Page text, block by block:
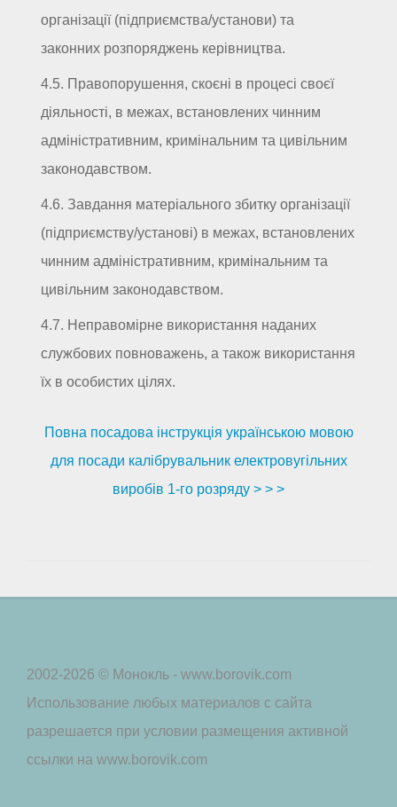
організації (підприємства/установи) та
законних розпоряджень керівництва.
4.5. Правопорушення, скоєні в процесі своєї
діяльності, в межах, встановлених чинним
адміністративним, кримінальним та цивільним
законодавством.
4.6. Завдання матеріального збитку організації
(підприємству/установі) в межах, встановлених
чинним адміністративним, кримінальним та
цивільним законодавством.
4.7. Неправомірне використання наданих
службових повноважень, а також використання
їх в особистих цілях.
Повна посадова інструкція українською мовою
для посади калібрувальник електровугільних
виробів 1-го розряду > > >
2002-2026 © Монокль - www.borovik.com
Использование любых материалов с сайта
разрешается при условии размещения активной
ссылки на www.borovik.com